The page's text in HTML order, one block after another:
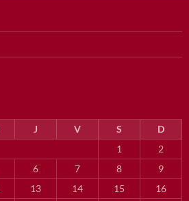
J V S
D
1
2
6 7 8
9
13 14 15 16